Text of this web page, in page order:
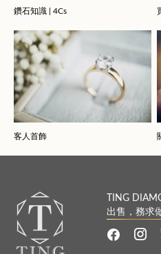
鑽石知識 | 4Cs
客人首飾
TING
出售，務求